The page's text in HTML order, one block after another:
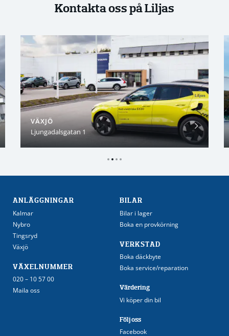
Kontakta oss på Liljas
VÄXJÖ
Ljungadalsgatan 1
ANLÄGGNINGAR
Kalmar
Nybro
Tingsryd
Växjö
VÄXELNUMMER
020 – 10 57 00
Maila oss
BILAR
Bilar i lager
Boka en provkörning
VERKSTAD
Boka däckbyte
Boka service/reparation
Värdering
Vi köper din bil
Följ oss
Facebook